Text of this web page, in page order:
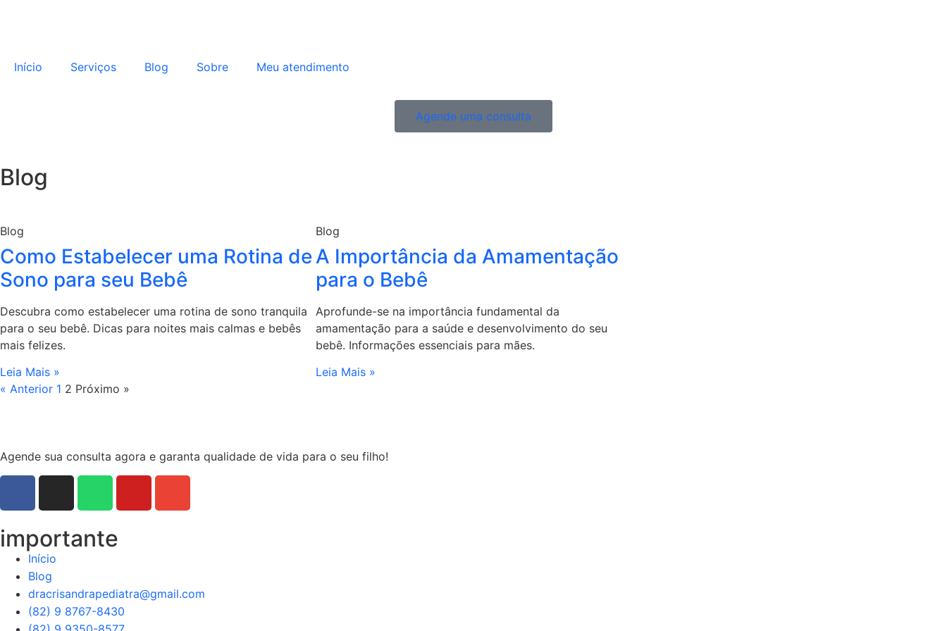
Início Serviços Blog Sobre Meu atendimento
Agende uma consulta
Blog
Blog
Como Estabelecer uma Rotina de
Sono para seu Bebê
Descubra como estabelecer uma rotina de sono tranquila
para o seu bebê. Dicas para noites mais calmas e bebês
mais felizes.
Leia Mais »
Blog
A Importância da Amamentação
para o Bebê
Aprofunde-se na importância fundamental da
amamentação para a saúde e desenvolvimento do seu
bebê. Informações essenciais para mães.
Leia Mais »
« Anterior 1 2 Próximo »
Agende sua consulta agora e garanta qualidade de vida para o seu filho!
importante
Início
Blog
dracrisandrapediatra@gmail.com
(82) 9 8767-8430